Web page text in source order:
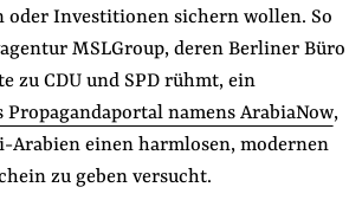
oder Investitionen sichern wollen. So
MSLGroup, deren Berliner Büro
zu CDU und SPD rühmt, ein
Propagandaportal namens ArabiaNow,
Arabien einen harmlosen, modernen
zu geben versucht.